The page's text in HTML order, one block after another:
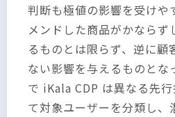
判断も極値の影響を受けや
メンドした商品がかならず
るものとは限らず、逆に顧
ない影響を与えるものとな
で iKala CDP は異なる先
て対象ユーザーを分類し、